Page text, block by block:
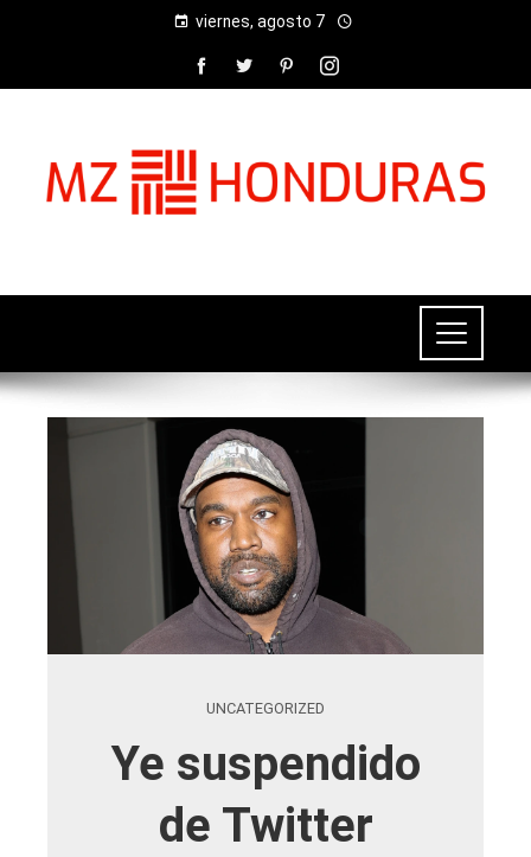
viernes, agosto 7
UNCATEGORIZED
Ye suspendido
de Twitter